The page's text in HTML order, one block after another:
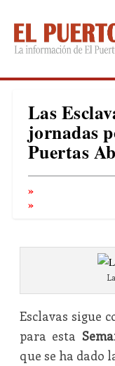
Las
jornadas
Puertas
Esclavas sigue
para esta
que se ha dado